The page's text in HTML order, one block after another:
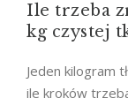
Ile trzeba
kg czystej
Jeden kilogram
ile kroków